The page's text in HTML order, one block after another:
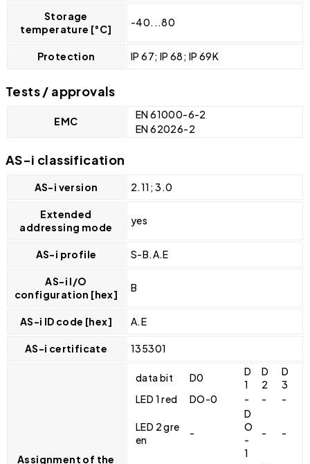
Storage
temperature [°C]
-40...80
Protection IP 67; IP 68; IP 69K
Tests / approvals
EMC
EN 61000-6-2
EN 62026-2
AS-i classification
AS-i version 2.11; 3.0
Extended
addressing mode
yes
AS-i profile S-B.A.E
AS-i I/O
configuration [hex]
B
AS-i ID code [hex] A.E
AS-i certificate 135301
Assignment of the
data bit D0
D
1
D
2
D
3
LED 1 red
DO-0 - - -
LED 2 gre
en
-
D
O
-
1
- -